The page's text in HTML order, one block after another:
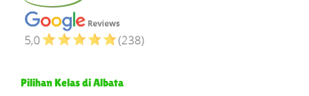
Pilihan Kelas di Albata